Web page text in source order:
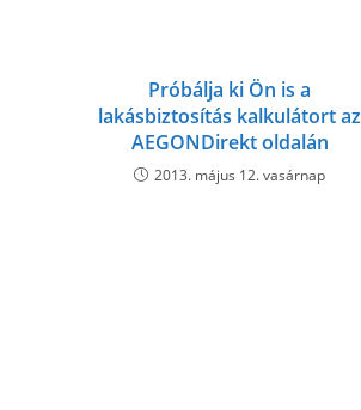
Próbálja ki Ön is a
lakásbiztosítás kalkulátort az
AEGONDirekt oldalán
2013. május 12. vasárnap